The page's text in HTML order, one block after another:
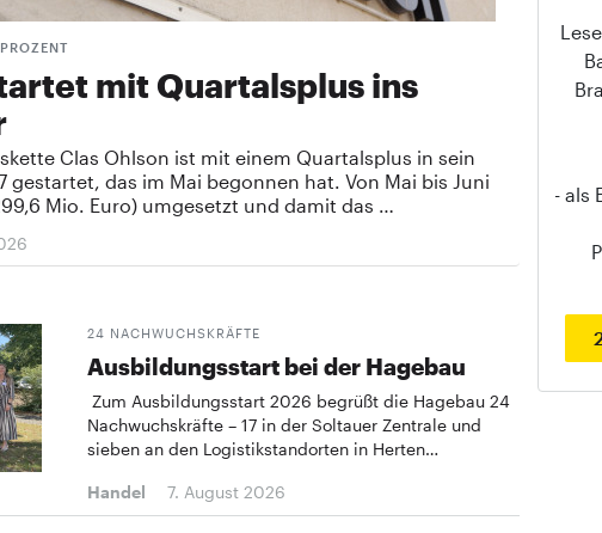
mit Quartalsplus ins
Clas Ohlson ist mit einem Quartalsplus in sein
gestartet, das im Mai begonnen hat. Von Mai bis Juni
Mio. Euro) umgesetzt und damit das …
24 NACHWUCHSKRÄFTE
Ausbildungsstart bei der Hagebau
Zum Ausbildungsstart 2026 begrüßt die Hagebau 24
Nachwuchskräfte – 17 in der Soltauer Zentrale und
sieben an den Logistikstandorten in Herten…
Handel 7. August 2026
- als